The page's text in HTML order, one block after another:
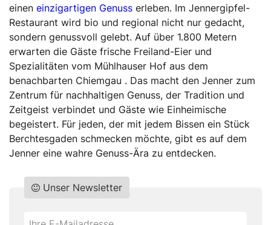
einen einzigartigen Genuss erleben. Im Jennergipfel-
Restaurant wird bio und regional nicht nur gedacht,
sondern genussvoll gelebt. Auf über 1.800 Metern
erwarten die Gäste frische Freiland-Eier und
Spezialitäten vom Mühlhauser Hof aus dem
benachbarten Chiemgau . Das macht den Jenner zum
Zentrum für nachhaltigen Genuss, der Tradition und
Zeitgeist verbindet und Gäste wie Einheimische
begeistert. Für jeden, der mit jedem Bissen ein Stück
Berchtesgaden schmecken möchte, gibt es auf dem
Jenner eine wahre Genuss-Ära zu entdecken.
Do
Unser Newsletter
*Ihre